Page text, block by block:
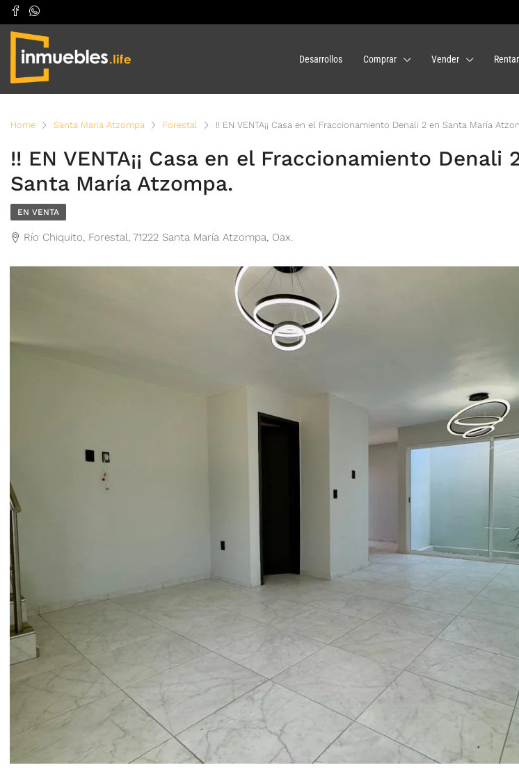
Desarrollos Comprar Vender Rentar
Home Santa María Atzompa Forestal !! EN VENTA¡¡ Casa en el Fraccionamiento Denali 2 en Santa María
!! EN VENTA¡¡ Casa en el Fraccionamiento Denali
Santa María Atzompa.
EN VENTA
Río Chiquito, Forestal, 71222 Santa María Atzompa, Oax.